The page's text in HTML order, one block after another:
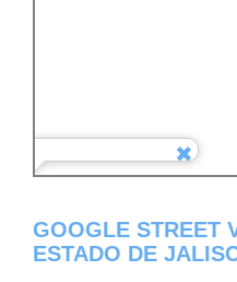
GOOGLE STREET
ESTADO DE